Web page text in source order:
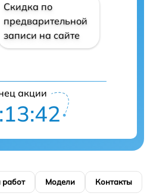
Скидка по
предварительной
записи на сайте
акции
Модели Контакты